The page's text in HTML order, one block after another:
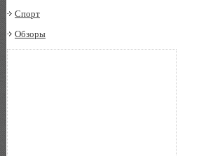
Спорт
Обзоры